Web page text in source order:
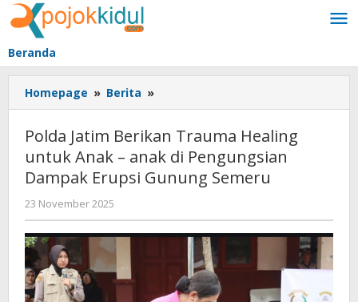
Lewati
ke
konten
Beranda
Homepage » Berita »
Jatim
Trauma
Healing
untuk
anak
Pengungsian
Dampak
Erupsi
Polda Jatim Berikan Trauma Healing
untuk Anak – anak di Pengungsian
Dampak Erupsi Gunung Semeru
23 November 2025
BangAdmin